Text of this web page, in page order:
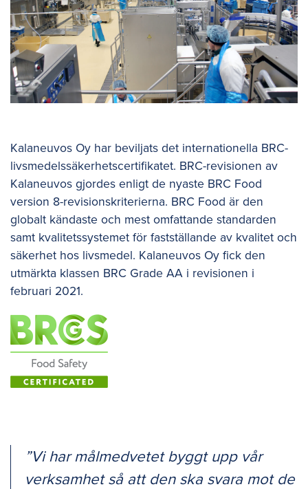
Kalaneuvos Oy har beviljats det internationella BRC-
livsmedelssäkerhetscertifikatet. BRC-revisionen av
Kalaneuvos gjordes enligt de nyaste BRC Food
version 8-revisionskriterierna. BRC Food är den
globalt kändaste och mest omfattande standarden
samt kvalitetssystemet för fastställande av kvalitet och
säkerhet hos livsmedel. Kalaneuvos Oy fick den
utmärkta klassen BRC Grade AA i revisionen i
februari 2021.
”Vi har målmedvetet byggt upp vår
verksamhet så att den ska svara mot de